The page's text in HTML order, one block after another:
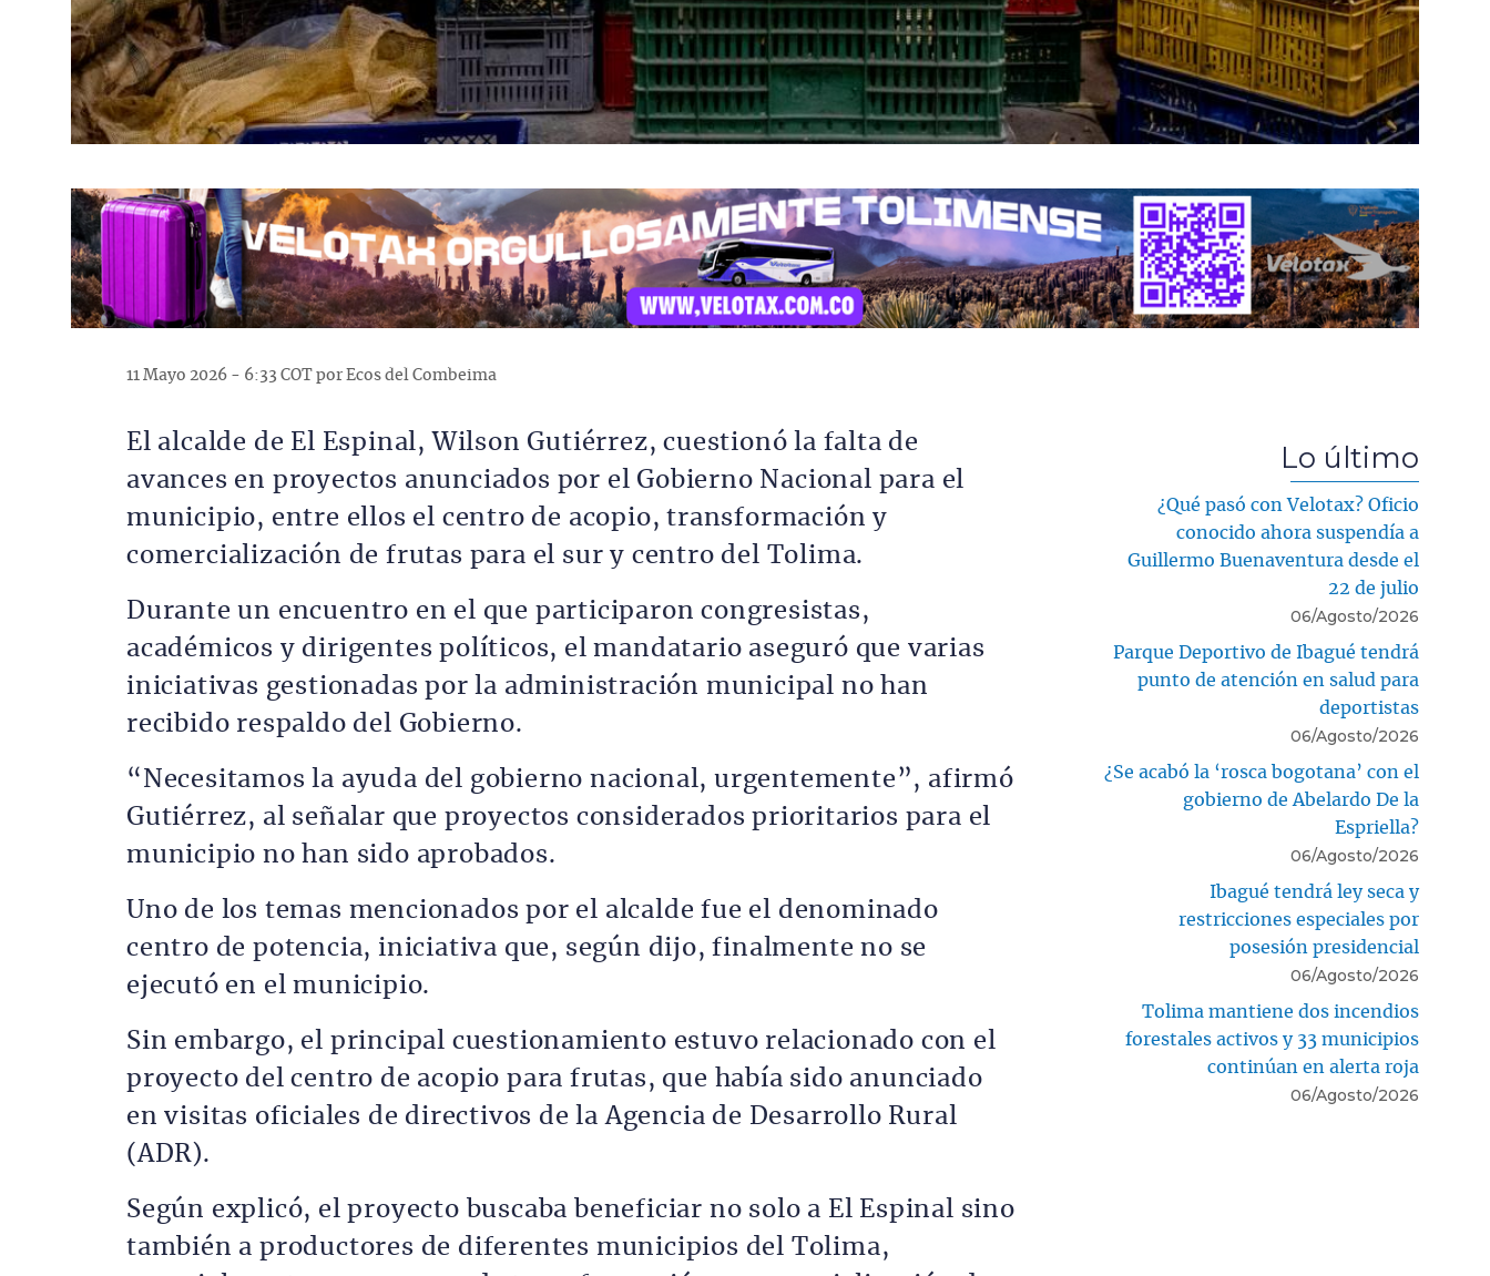
11 Mayo 2026 - 6:33 COT por Ecos del Combeima
El alcalde de El Espinal, Wilson Gutiérrez, cuestionó la falta de
avances en proyectos anunciados por el Gobierno Nacional para el
municipio, entre ellos el centro de acopio, transformación y
comercialización de frutas para el sur y centro del Tolima.
Durante un encuentro en el que participaron congresistas,
académicos y dirigentes políticos, el mandatario aseguró que varias
iniciativas gestionadas por la administración municipal no han
recibido respaldo del Gobierno.
“Necesitamos la ayuda del gobierno nacional, urgentemente”, afirmó
Gutiérrez, al señalar que proyectos considerados prioritarios para el
municipio no han sido aprobados.
Uno de los temas mencionados por el alcalde fue el denominado
centro de potencia, iniciativa que, según dijo, finalmente no se
ejecutó en el municipio.
Sin embargo, el principal cuestionamiento estuvo relacionado con el
proyecto del centro de acopio para frutas, que había sido anunciado
en visitas oficiales de directivos de la Agencia de Desarrollo Rural
(ADR).
Según explicó, el proyecto buscaba beneficiar no solo a El Espinal sino
también a productores de diferentes municipios del Tolima,
Lo último
¿Qué pasó con Velotax? Oficio
conocido ahora suspendía a
Guillermo Buenaventura desde el
22 de julio
06/Agosto/2026
Parque Deportivo de Ibagué tendrá
punto de atención en salud para
deportistas
06/Agosto/2026
¿Se acabó la ‘rosca bogotana’ con el
gobierno de Abelardo De la
Espriella?
06/Agosto/2026
Ibagué tendrá ley seca y
restricciones especiales por
posesión presidencial
06/Agosto/2026
Tolima mantiene dos incendios
forestales activos y 33 municipios
continúan en alerta roja
06/Agosto/2026